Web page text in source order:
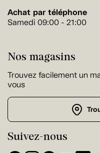
Achat par téléphone
Samedi 09:00 - 21:00
Nos magasins
Trouvez facilement un
vous
Suivez-nous